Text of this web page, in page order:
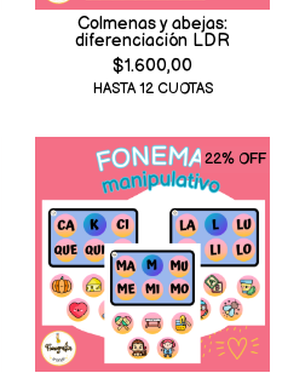
Colmenas y abejas:
diferenciación LDR
$1.600,00
HASTA 12 CUOTAS
22% OFF